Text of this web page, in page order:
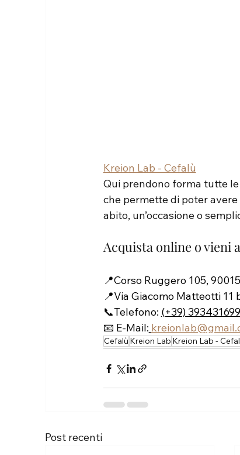
Kreion Lab - Cefalù
Qui prendono forma tutte
che permette di poter
abito, un’occasione o
Acquista online o vieni
📍Corso Ruggero 105,
📍Via Giacomo Matteotti 11
📞Telefono: (+39)
📧 E-Mail:
Cefalù Kreion Lab Kreion Lab -
Post recenti